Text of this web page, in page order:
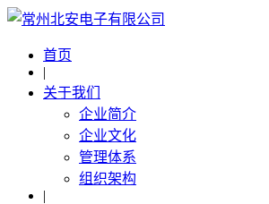
首页
|
关于我们
企业简介
企业文化
管理体系
组织架构
|